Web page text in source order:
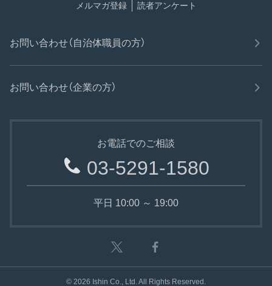
メルマガ登録 読者アンケート
お問い合わせ（自治体職員の方）
お問い合わせ（企業の方）
お電話でのご相談
03-5291-1580
平日 10:00 ～ 19:00
© 2026 Ishin Co., Ltd. All Rights Reserved.